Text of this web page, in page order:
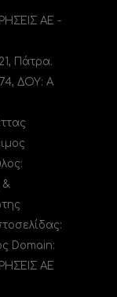
ΑΕ -
Πάτρα.
ΔΟΥ: A
&
Domain:
ΑΕ